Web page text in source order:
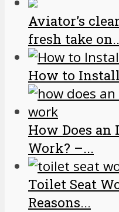
Aviator’s
fresh take
­­­­­­­­­­­­­­­How to
How Does
Work? –...
Toilet Seat
Reasons...